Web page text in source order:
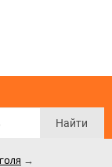
Найти
→